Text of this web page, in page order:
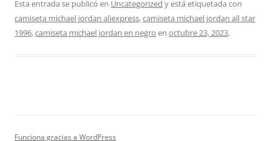
Esta entrada se publicó en Uncategorized y está etiquetada con
camiseta michael jordan aliexpress,camiseta michael jordan all star
1996,camiseta michael jordan en negro en octubre 23, 2023.
Funciona gracias a WordPress